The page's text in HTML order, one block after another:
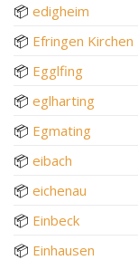
📦 edigheim
📦 Efringen Kirchen
📦 Egglfing
📦 eglharting
📦 Egmating
📦 eibach
📦 eichenau
📦 Einbeck
📦 Einhausen